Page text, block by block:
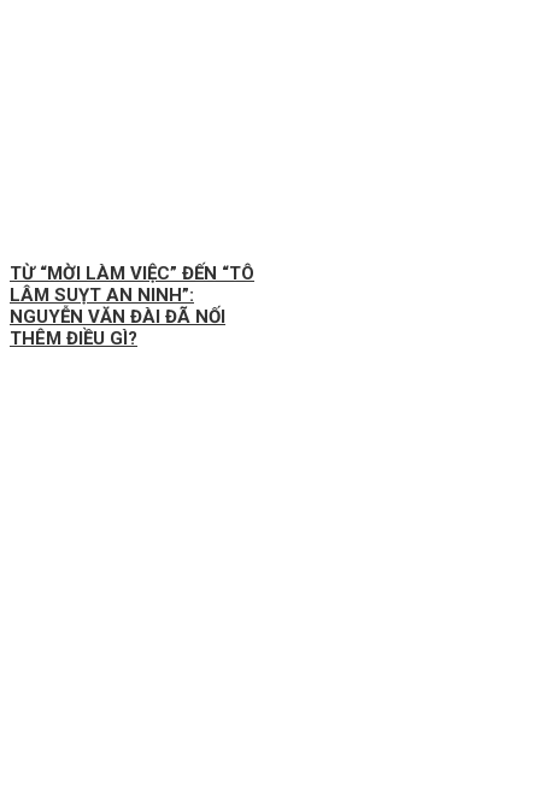
TỪ “MỜI LÀM VIỆC” ĐẾN “TÔ
LÂM SUỴT AN NINH”:
NGUYỄN VĂN ĐÀI ĐÃ NỐI
THÊM ĐIỀU GÌ?